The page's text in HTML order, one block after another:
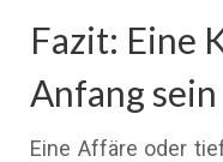
Fazit: Eine
Anfang sein
Eine Affäre oder